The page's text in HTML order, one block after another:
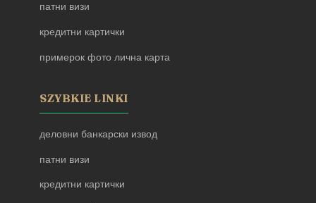
патни визи
кредитни картички
примерок фото лична карта
SZYBKIE LINKI
деловни банкарски извод
патни визи
кредитни картички